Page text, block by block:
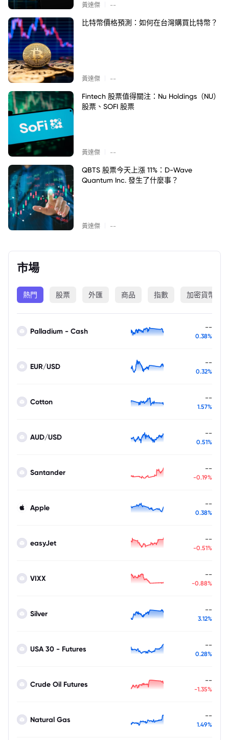
黃達傑 --
比特幣價格預測：如何在台灣購買比特幣？
黃達傑 --
Fintech 股票值得關注：Nu Holdings（NU）
股票、SOFI 股票
黃達傑 --
QBTS 股票今天上漲 11%：D-Wave
Quantum Inc. 發生了什麼事？
黃達傑 --
市場
熱門 股票 外匯 商品 指數 加密貨幣
Palladium - Cash --
0.38%
EUR/USD --
0.32%
Cotton --
1.57%
AUD/USD --
0.51%
Santander --
-0.19%
Apple --
0.38%
easyJet --
-0.51%
VIXX --
-0.88%
Silver --
3.12%
USA 30 - Futures --
0.28%
Crude Oil Futures --
-1.35%
Natural Gas --
1.49%